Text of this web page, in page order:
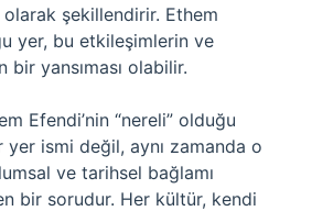
şekillendirir. Ethem
yer, bu etkileşimlerin ve
yansıması olabilir.
Efendi’nin “nereli” olduğu
yer ismi değil, aynı zamanda o
ve tarihsel bağlamı
bir sorudur. Her kültür, kendi